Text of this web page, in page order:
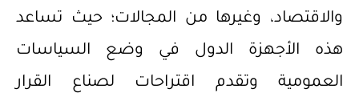
والاقتصاد، وغيرها من المجالات؛ حيث تساعد
هذه الأجهزة الدول في وضع السياسات
العمومية وتقدم اقتراحات لصناع القرار